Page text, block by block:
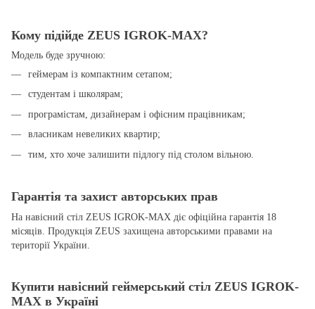
Кому підійде ZEUS IGROK-MAX?
Модель буде зручною:
геймерам із компактним сетапом;
студентам і школярам;
програмістам, дизайнерам і офісним працівникам;
власникам невеликих квартир;
тим, хто хоче залишити підлогу під столом вільною.
Гарантія та захист авторських прав
На навісний стіл ZEUS IGROK-MAX діє офіційна гарантія 18
місяців. Продукція ZEUS захищена авторськими правами на
території України.
Купити навісний геймерський стіл ZEUS IGROK-
MAX в Україні